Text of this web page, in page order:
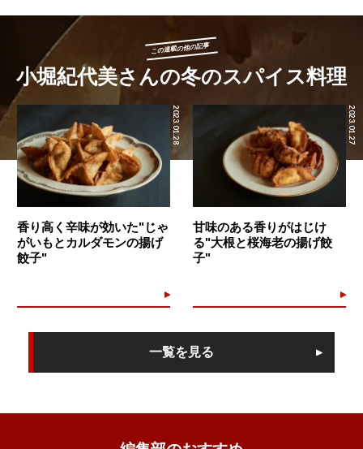
この連載の他の記事
小堀紀代美さんの冬のスパイス料理
2023.01.28
香り高く辛味が効いた"じゃ
がいもとカルダモンの揚げ
餃子"
2023.01.27
甘味のある香りがはじけ
る"大根と桜海老の揚げ餃
子"
一覧を見る